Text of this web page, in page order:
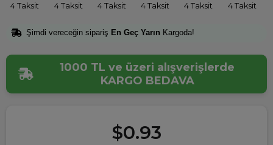
4 Taksit 4 Taksit 4 Taksit 4 Taksit 4 Taksit 4 Taksit
Şimdi vereceğin sipariş En Geç Yarın Kargoda!
1000 TL ve üzeri alışverişlerde
KARGO BEDAVA
$0.93